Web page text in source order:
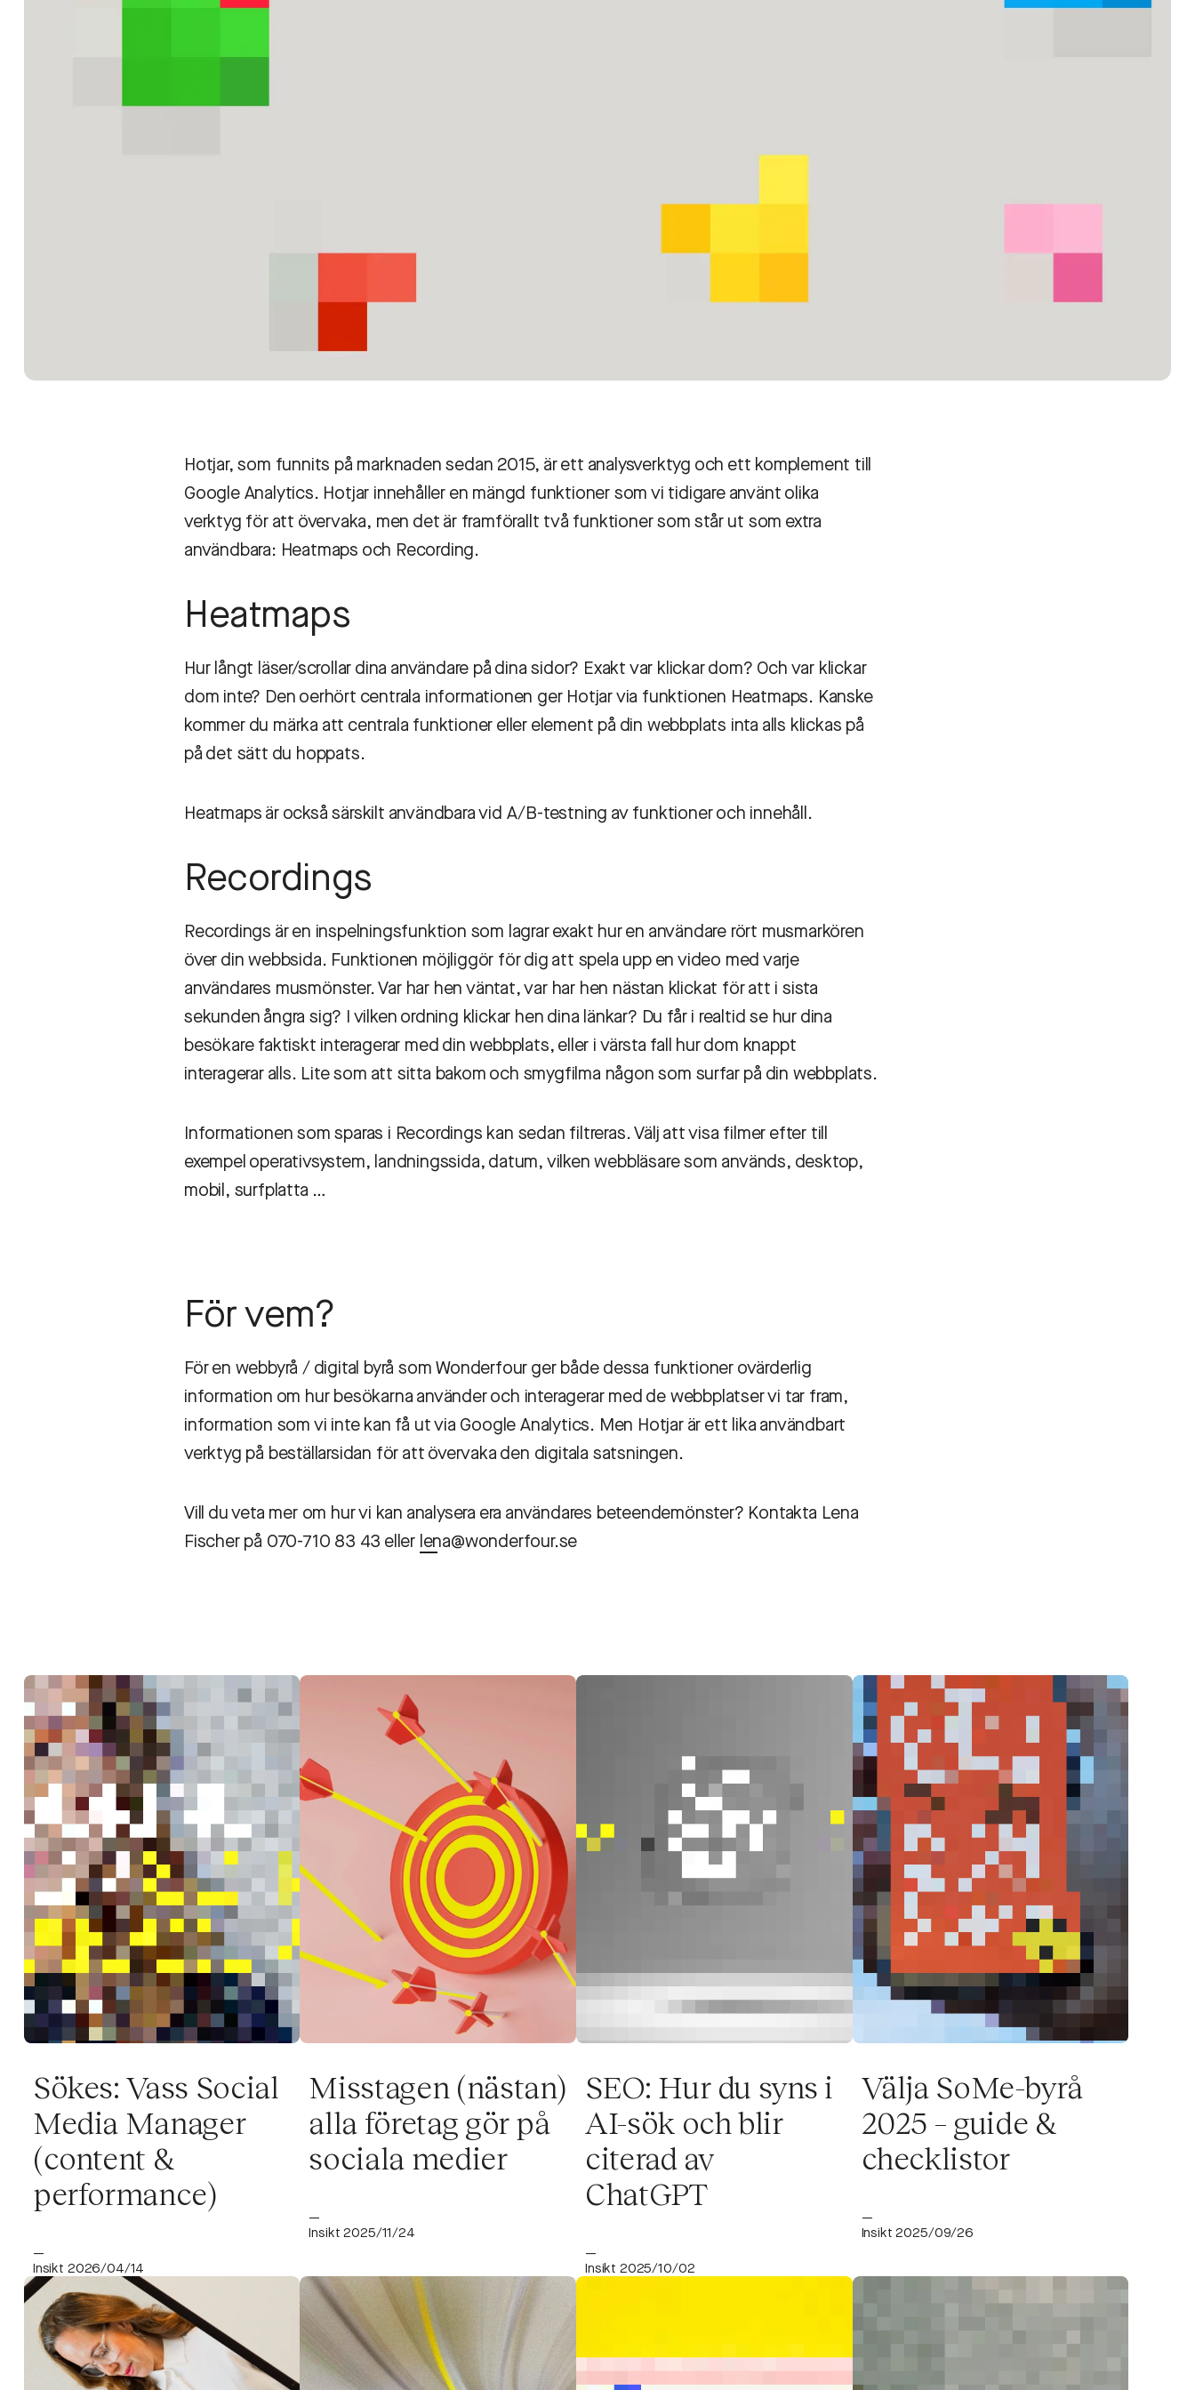
Hotjar, som funnits på marknaden sedan 2015, är ett analysverktyg och ett komplement till
Google Analytics. Hotjar innehåller en mängd funktioner som vi tidigare använt olika
verktyg för att övervaka, men det är framförallt två funktioner som står ut som extra
användbara: Heatmaps och Recording.
Heatmaps
Hur långt läser/scrollar dina användare på dina sidor? Exakt var klickar dom? Och var klickar
dom inte? Den oerhört centrala informationen ger Hotjar via funktionen Heatmaps. Kanske
kommer du märka att centrala funktioner eller element på din webbplats inta alls klickas på
på det sätt du hoppats.
Heatmaps är också särskilt användbara vid A/B-testning av funktioner och innehåll.
Recordings
Recordings är en inspelningsfunktion som lagrar exakt hur en användare rört musmarkören
över din webbsida. Funktionen möjliggör för dig att spela upp en video med varje
användares musmönster. Var har hen väntat, var har hen nästan klickat för att i sista
sekunden ångra sig? I vilken ordning klickar hen dina länkar? Du får i realtid se hur dina
besökare faktiskt interagerar med din webbplats, eller i värsta fall hur dom knappt
interagerar alls. Lite som att sitta bakom och smygfilma någon som surfar på din webbplats.
Informationen som sparas i Recordings kan sedan filtreras. Välj att visa filmer efter till
exempel operativsystem, landningssida, datum, vilken webbläsare som används, desktop,
mobil, surfplatta …
För vem?
För en webbyrå / digital byrå som Wonderfour ger både dessa funktioner ovärderlig
information om hur besökarna använder och interagerar med de webbplatser vi tar fram,
information som vi inte kan få ut via Google Analytics. Men Hotjar är ett lika användbart
verktyg på beställarsidan för att övervaka den digitala satsningen.
Vill du veta mer om hur vi kan analysera era användares beteendemönster? Kontakta Lena
Fischer på 070-710 83 43 eller lena@wonderfour.se
Sökes: Vass Social
Media Manager
(content &
performance)
—
Insikt 2026/04/14
Misstagen (nästan)
alla företag gör på
sociala medier
—
Insikt 2025/11/24
SEO: Hur du syns i
AI-sök och blir
citerad av
ChatGPT
—
Insikt 2025/10/02
Välja SoMe-byrå
2025 – guide &
checklistor
—
Insikt 2025/09/26